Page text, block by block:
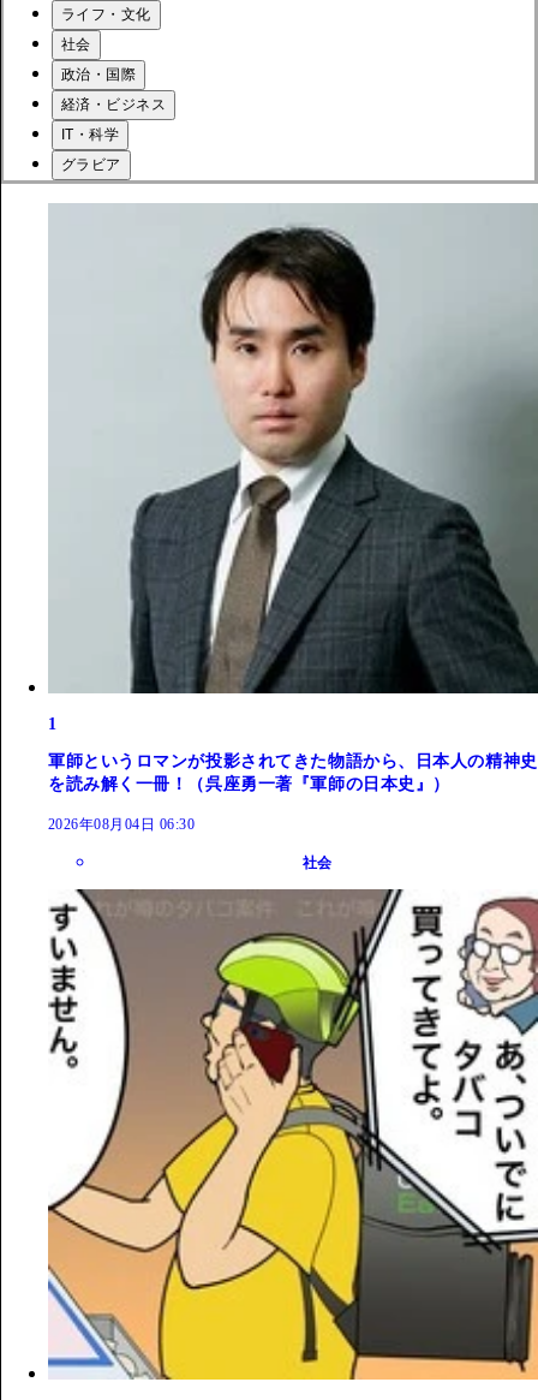
ライフ・文化
社会
政治・国際
経済・ビジネス
IT・科学
グラビア
1
軍師というロマンが投影されてきた物語から、日本人の精神史
を読み解く一冊！（呉座勇一著『軍師の日本史』）
2026年08月04日 06:30
社会